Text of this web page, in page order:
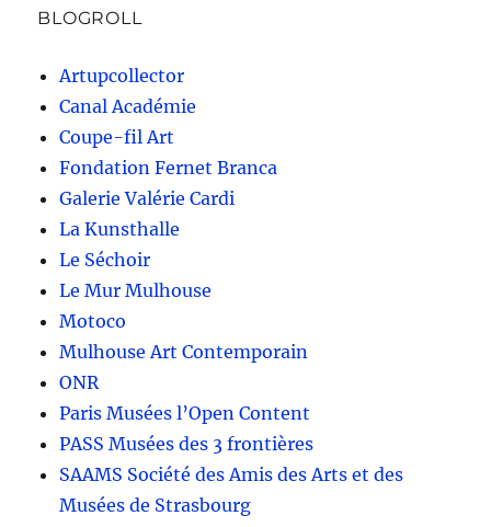
BLOGROLL
Artupcollector
Canal Académie
Coupe-fil Art
Fondation Fernet Branca
Galerie Valérie Cardi
La Kunsthalle
Le Séchoir
Le Mur Mulhouse
Motoco
Mulhouse Art Contemporain
ONR
Paris Musées l’Open Content
PASS Musées des 3 frontières
SAAMS Société des Amis des Arts et des
Musées de Strasbourg